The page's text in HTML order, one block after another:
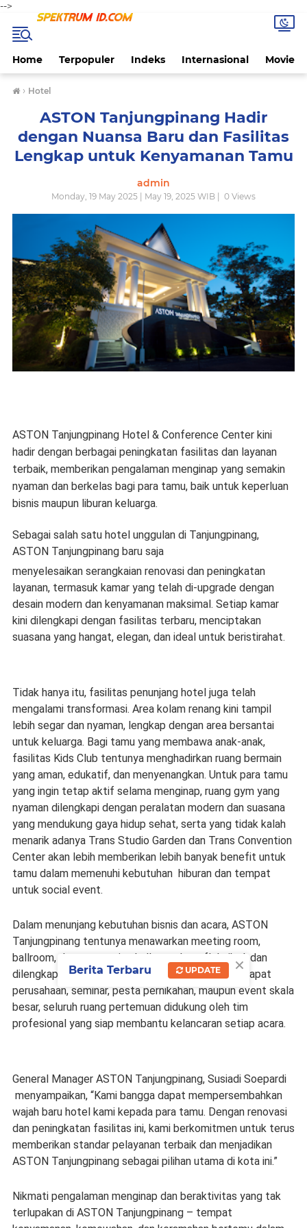
-->
Home Terpopuler Indeks Internasional Movie
› Hotel
ASTON Tanjungpinang Hadir
dengan Nuansa Baru dan Fasilitas
Lengkap untuk Kenyamanan Tamu
admin
Monday, 19 May 2025 | May 19, 2025 WIB | 0 Views
ASTON Tanjungpinang Hotel & Conference Center kini
hadir dengan berbagai peningkatan fasilitas dan layanan
terbaik, memberikan pengalaman menginap yang semakin
nyaman dan berkelas bagi para tamu, baik untuk keperluan
bisnis maupun liburan keluarga.
Sebagai salah satu hotel unggulan di Tanjungpinang,
ASTON Tanjungpinang baru saja
menyelesaikan serangkaian renovasi dan peningkatan
layanan, termasuk kamar yang telah di-upgrade dengan
desain modern dan kenyamanan maksimal. Setiap kamar
kini dilengkapi dengan fasilitas terbaru, menciptakan
suasana yang hangat, elegan, dan ideal untuk beristirahat.
Tidak hanya itu, fasilitas penunjang hotel juga telah
mengalami transformasi. Area kolam renang kini tampil
lebih segar dan nyaman, lengkap dengan area bersantai
untuk keluarga. Bagi tamu yang membawa anak-anak,
fasilitas Kids Club tentunya menghadirkan ruang bermain
yang aman, edukatif, dan menyenangkan. Untuk para tamu
yang ingin tetap aktif selama menginap, ruang gym yang
nyaman dilengkapi dengan peralatan modern dan suasana
yang mendukung gaya hidup sehat, serta yang tidak kalah
menarik adanya Trans Studio Garden dan Trans Convention
Center akan lebih memberikan lebih banyak benefit untuk
tamu dalam memenuhi kebutuhan hiburan dan tempat
untuk social event.
Dalam menunjang kebutuhan bisnis dan acara, ASTON
Tanjungpinang tentunya menawarkan meeting room,
ballroom, dan convention hall yang luas, fleksibel, dan
dilengkapi dengan teknologi mutakhir. Baik untuk rapat
perusahaan, seminar, pesta pernikahan, maupun event skala
besar, seluruh ruang pertemuan didukung oleh tim
profesional yang siap membantu kelancaran setiap acara.
General Manager ASTON Tanjungpinang, Susiadi Soepardi
menyampaikan, “Kami bangga dapat mempersembahkan
wajah baru hotel kami kepada para tamu. Dengan renovasi
dan peningkatan fasilitas ini, kami berkomitmen untuk terus
memberikan standar pelayanan terbaik dan menjadikan
ASTON Tanjungpinang sebagai pilihan utama di kota ini.”
Nikmati pengalaman menginap dan beraktivitas yang tak
terlupakan di ASTON Tanjungpinang – tempat
×
Berita Terbaru UPDATE